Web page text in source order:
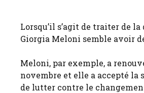
Lorsqu’il s’agit de traiter de
Giorgia Meloni semble avoir
Meloni, par exemple, a
novembre et elle a accepté la
de lutter contre le